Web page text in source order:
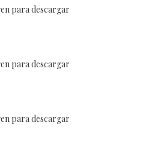
para descargar
para descargar
para descargar